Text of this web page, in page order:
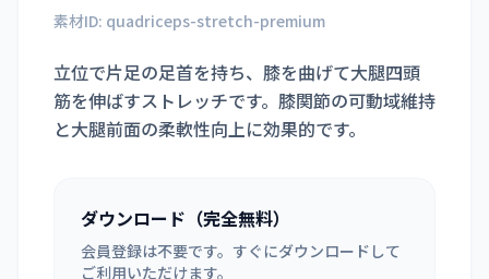
素材ID: quadriceps-stretch-premium
立位で片足の足首を持ち、膝を曲げて大腿四頭
筋を伸ばすストレッチです。膝関節の可動域維持
と大腿前面の柔軟性向上に効果的です。
ダウンロード（完全無料）
会員登録は不要です。すぐにダウンロードして
ご利用いただけます。